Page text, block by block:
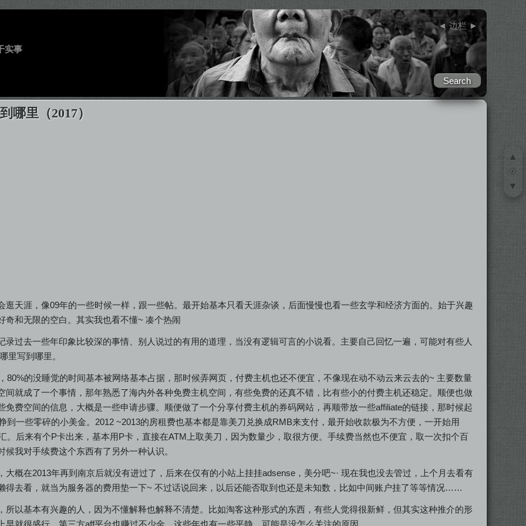
◄边栏 ►
实事
哪里（2017）
逛天涯，像09年的一些时候一样，跟一些帖。最开始基本只看天涯杂谈，后面慢慢也看一些玄学和经济方面的。始于兴趣
奇和无限的空白。其实我也看不懂~ 凑个热闹
录过去一些年印象比较深的事情、别人说过的有用的道理，当没有逻辑可言的小说看。主要自己回忆一遍，可能对有些人
里写到哪里。
80%的没睡觉的时间基本被网络基本占据，那时候弄网页，付费主机也还不便宜，不像现在动不动云来云去的~ 主要数量
间就成了一个事情，那年熟悉了海内外各种免费主机空间，有些免费的还真不错，比有些小的付费主机还稳定。顺便也做
免费空间的信息，大概是一些申请步骤。顺便做了一个分享付费主机的券码网站，再顺带放一些affiliate的链接，那时候起
到一些零碎的小美金。2012 ~2013的房租费也基本都是靠美刀兑换成RMB来支付，最开始收款极为不方便，一开始用
。后来有个P卡出来，基本用P卡，直接在ATM上取美刀，因为数量少，取很方便。手续费当然也不便宜，取一次扣个百
候我对手续费这个东西有了另外一种认识。
大概在2013年再到南京后就没有进过了，后来在仅有的小站上挂挂adsense，美分吧~· 现在我也没去管过，上个月去看有
得去看，就当为服务器的费用垫一下~ 不过话说回来，以后还能否取到也还是未知数，比如中间账户挂了等等情况……
所以基本有兴趣的人，因为不懂解释也解释不清楚。比如淘客这种形式的东西，有些人觉得很新鲜，但其实这种推介的形
早就很盛行，第三方aff平台也赚过不少金，这些年也有一些平静，可能是没怎么关注的原因。
▲
☉
▼